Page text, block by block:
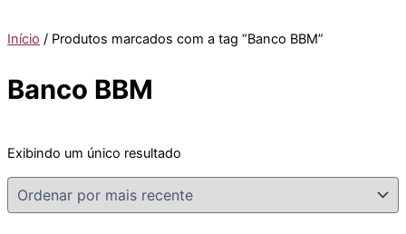
Início / Produtos marcados com a tag “Banco BBM”
Banco BBM
Exibindo um único resultado